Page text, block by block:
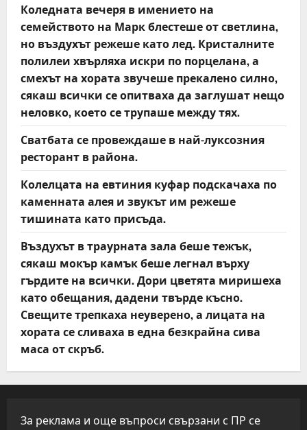
Коледната вечеря в имението на
семейството на Марк блестеше от светлина,
но въздухът режеше като лед. Кристалните
полилеи хвърляха искри по порцелана, а
смехът на хората звучеше прекалено силно,
сякаш всички се опитваха да заглушат нещо
неловко, което се трупаше между тях.
Сватбата се провеждаше в най-луксозния
ресторант в района.
Колелцата на евтиния куфар подскачаха по
каменната алея и звукът им режеше
тишината като присъда.
Въздухът в траурната зала беше тежък,
сякаш мокър камък беше легнал върху
гърдите на всички. Дори цветята миришеха
като обещания, дадени твърде късно.
Свещите трепкаха неуверено, а лицата на
хората се сливаха в една безкрайна сива
маса от скръб.
За реклама и още въпроси свързани с ПР се